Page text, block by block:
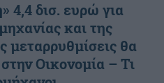
4,4 δισ. ευρώ για
και της
μεταρρυθμίσεις θα
Οικονομία – Τι